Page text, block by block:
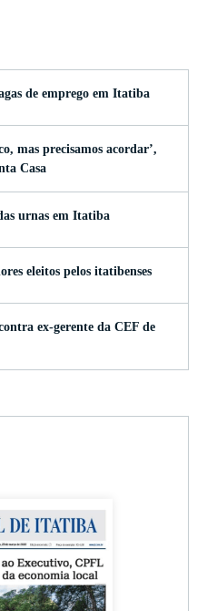
de emprego em Itatiba
mas precisamos acordar’,
Casa
urnas em Itatiba
eleitos pelos itatibenses
ex-gerente da CEF de